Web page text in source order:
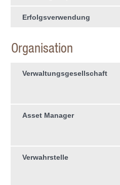
Erfolgsverwendung
Organisation
Verwaltungs­gesellschaft
Asset Manager
Verwahrstelle